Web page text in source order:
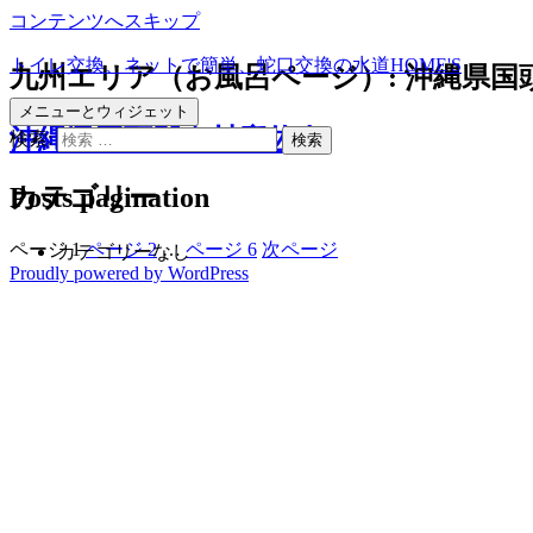
コンテンツへスキップ
トイレ交換、ネットで簡単、蛇口交換の水道HOME'S
メニューとウィジェット
検索:
カテゴリー
カテゴリーなし
九州エリア（お風呂ページ）:沖縄県国
沖縄県国頭郡東村慶佐次
Posts pagination
ページ1 ページ2 … ページ 6 次ページ
Proudly powered by WordPress